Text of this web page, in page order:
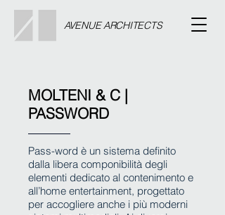
AVENUE ARCHITECTS
MOLTENI & C |
PASSWORD
Pass-word è un sistema definito
dalla libera componibilità degli
elementi dedicato al contenimento e
all’home entertainment, progettato
per accogliere anche i più moderni